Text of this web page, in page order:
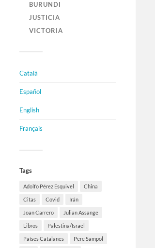
BURUNDI
JUSTICIA
VICTORIA
Català
Español
English
Français
Tags
Adolfo Pérez Esquivel China
Citas Covid Irán
Joan Carrero Julian Assange
Libros Palestina/Israel
Países Catalanes Pere Sampol